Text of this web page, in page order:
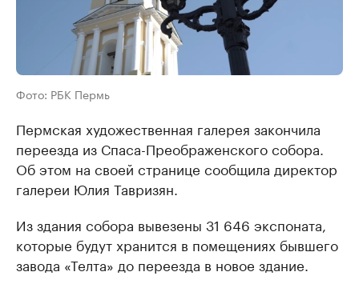
Фото: РБК Пермь
Пермская художественная галерея закончила
переезда из Спаса-Преображенского собора.
Об этом на своей странице сообщила директор
галереи Юлия Тавризян.
Из здания собора вывезены 31 646 экспоната,
которые будут хранится в помещениях бывшего
завода «Телта» до переезда в новое здание.